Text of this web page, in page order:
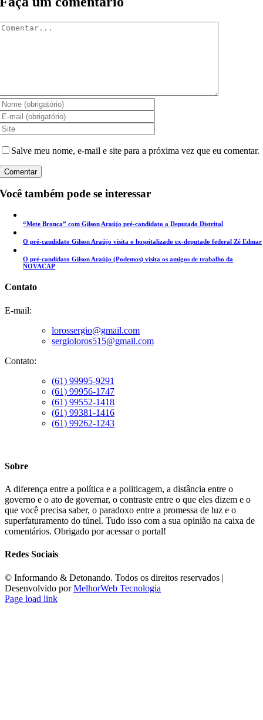
Salve meu nome, e-mail e site para a próxima vez que eu comentar.
Você também pode se interessar
“Mete Bronca” com Gilson Araújo pré-candidato a Deputado Distrital
O pré-candidato Gilson Araújo visita o hospitalizado ex-deputado federal Zé Edmar
O pré-candidato Gilson Araújo (Podemos) visita os amigos de trabalho da
NOVACAP
Contato
E-mail:
lorossergio@gmail.com
sergioloros515@gmail.com
Contato:
(61) 99995-9291
(61) 99956-1747
(61) 99552-1418
(61) 99381-1416
(61) 99262-1243
Sobre
A diferença entre a política e a politicagem, a distância entre o
governo e o ato de governar, o contraste entre o que eles dizem e o
que você precisa saber, o paradoxo entre a promessa de luz e o
superfaturamento do túnel. Tudo isso com a sua opinião na caixa de
comentários. Obrigado por acessar o portal!
Redes Sociais
©️ Informando & Detonando. Todos os direitos reservados |
Desenvolvido porMelhorWeb Tecnologia
Page load link